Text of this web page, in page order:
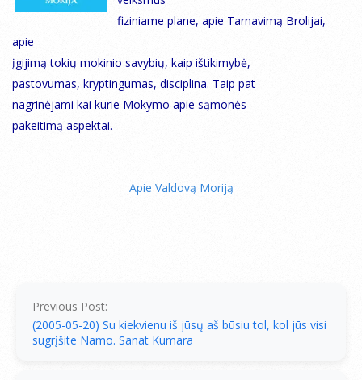
fiziniame plane, apie Tarnavimą Brolijai,
apie
įgijimą tokių mokinio savybių, kaip ištikimybė,
pastovumas, kryptingumas, disciplina. Taip pat
nagrinėjami kai kurie Mokymo apie sąmonės
pakeitimą aspektai.
Apie Valdovą Moriją
Previous Post:
(2005-05-20) Su kiekvienu iš jūsų aš būsiu tol, kol jūs visi
sugrįšite Namo. Sanat Kumara